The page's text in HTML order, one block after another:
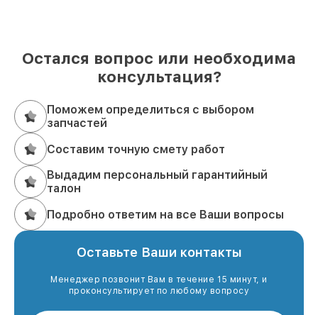
Остался вопрос или необходима
консультация?
Поможем определиться с выбором
запчастей
Составим точную смету работ
Выдадим персональный гарантийный
талон
Подробно ответим на все Ваши вопросы
Оставьте Ваши контакты
Менеджер позвонит Вам в течение 15 минут, и
проконсультирует по любому вопросу